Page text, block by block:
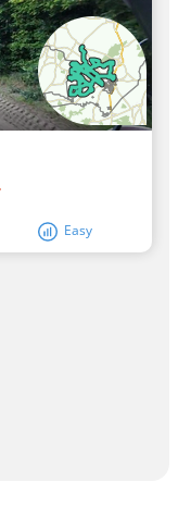
Easy